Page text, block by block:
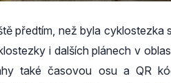
předtím, než byla cyklostezka
i dalších plánech v
také časovou osu a QR